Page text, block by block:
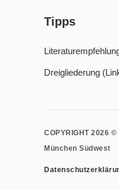
Tipps
Dreigliederung
COPYRIGHT 2026
München Südwest